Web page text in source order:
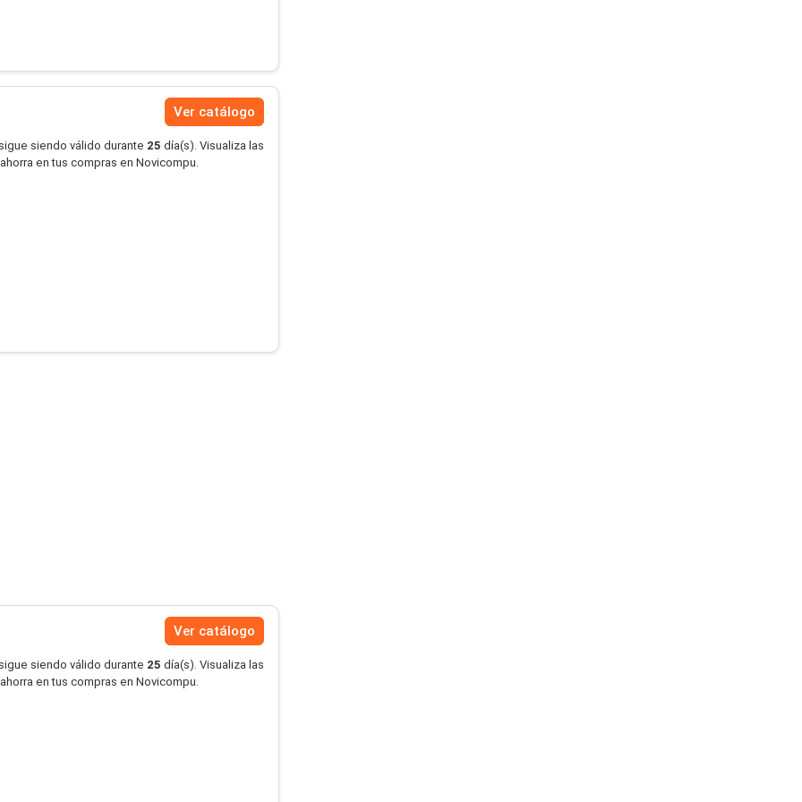
Ver catálogo
siendo válido durante 25 día(s). Visualiza las
en tus compras en Novicompu.
Ver catálogo
siendo válido durante 25 día(s). Visualiza las
en tus compras en Novicompu.